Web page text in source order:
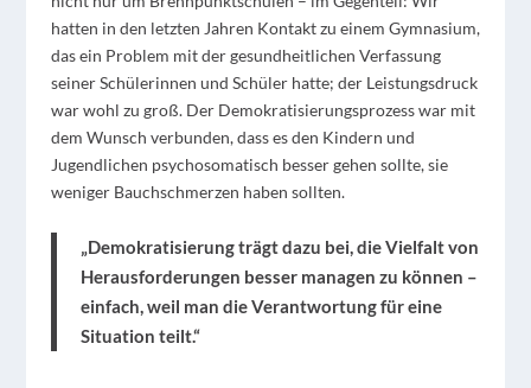
hatten in den letzten Jahren Kontakt zu einem Gymnasium,
das ein Problem mit der gesundheitlichen Verfassung
seiner Schülerinnen und Schüler hatte; der Leistungsdruck
war wohl zu groß. Der Demokratisierungsprozess war mit
dem Wunsch verbunden, dass es den Kindern und
Jugendlichen psychosomatisch besser gehen sollte, sie
weniger Bauchschmerzen haben sollten.
„Demokratisierung trägt dazu bei, die Vielfalt von
Herausforderungen besser managen zu können –
einfach, weil man die Verantwortung für eine
Situation teilt.“